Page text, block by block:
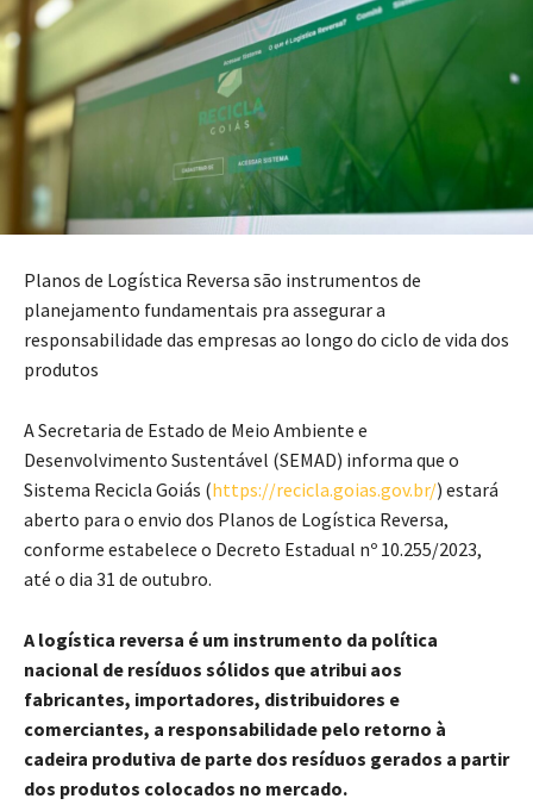
Planos de Logística Reversa são instrumentos de
planejamento fundamentais pra assegurar a
responsabilidade das empresas ao longo do ciclo de vida dos
produtos
A Secretaria de Estado de Meio Ambiente e
Desenvolvimento Sustentável (SEMAD) informa que o
Sistema Recicla Goiás (https://recicla.goias.gov.br/) estará
aberto para o envio dos Planos de Logística Reversa,
conforme estabelece o Decreto Estadual nº 10.255/2023,
até o dia 31 de outubro.
A logística reversa é um instrumento da política
nacional de resíduos sólidos que atribui aos
fabricantes, importadores, distribuidores e
comerciantes, a responsabilidade pelo retorno à
cadeira produtiva de parte dos resíduos gerados a partir
dos produtos colocados no mercado.